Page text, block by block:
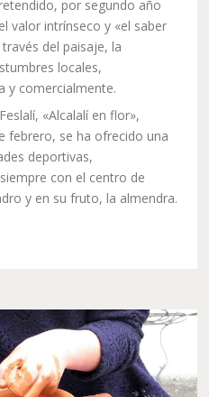
por segundo año
valor intrínseco y «el saber
del paisaje, la
locales,
y comercialmente.
«Alcalalí en flor»,
febrero, se ha ofrecido una
deportivas,
con el centro de
y en su fruto, la almendra.